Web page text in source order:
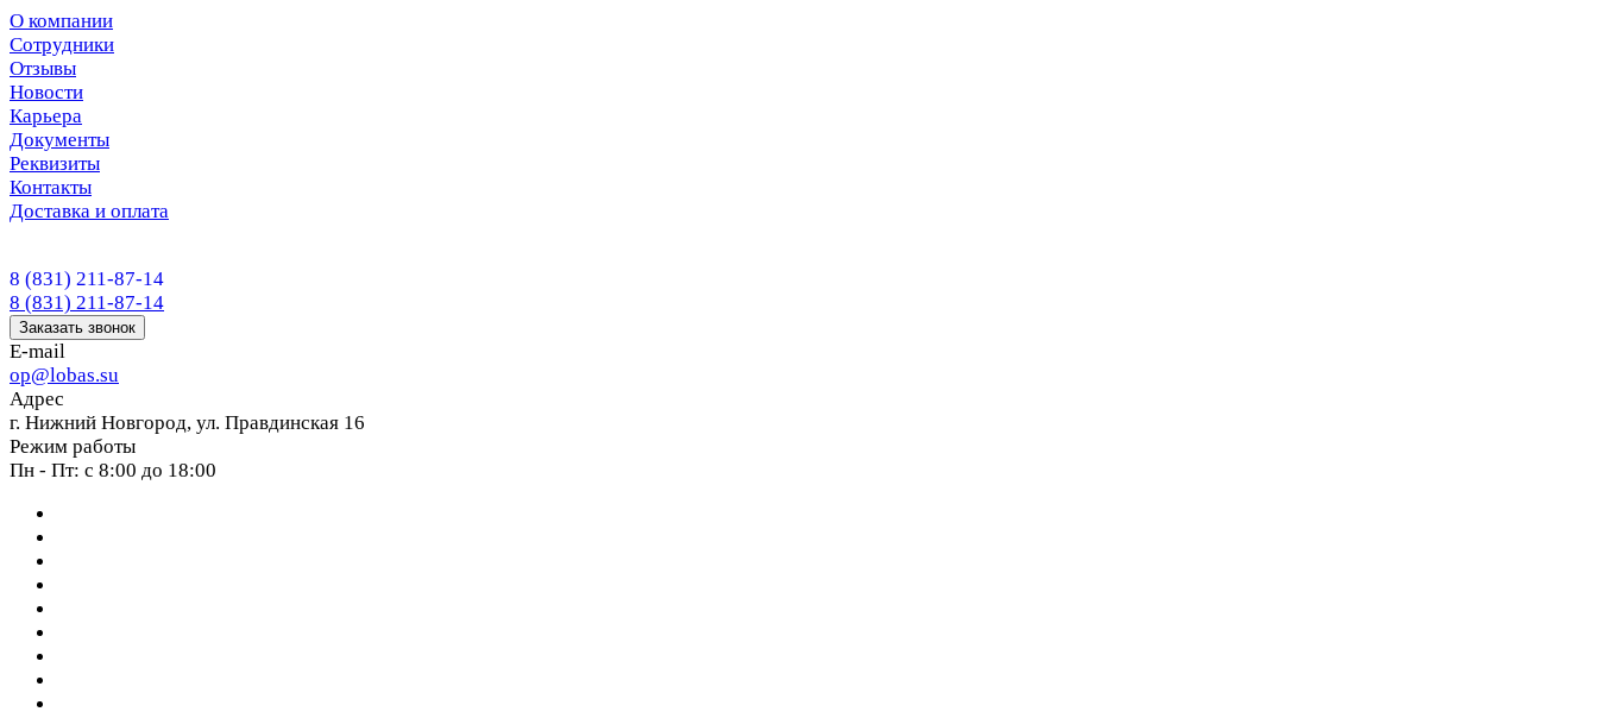
О компании
Сотрудники
Отзывы
Новости
Карьера
Документы
Реквизиты
Контакты
Доставка и оплата
8 (831) 211-87-14
8 (831) 211-87-14
Заказать звонок
E-mail
op@lobas.su
Адрес
г. Нижний Новгород, ул. Правдинская 16
Режим работы
Пн - Пт: с 8:00 до 18:00